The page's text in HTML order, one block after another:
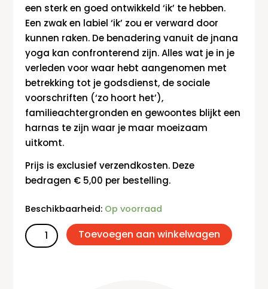
een sterk en goed ontwikkeld ‘ik’ te hebben.
Een zwak en labiel ‘ik’ zou er verward door
kunnen raken. De benadering vanuit de jnana
yoga kan confronterend zijn. Alles wat je in je
verleden voor waar hebt aangenomen met
betrekking tot je godsdienst, de sociale
voorschriften (‘zo hoort het’),
familieachtergronden en gewoontes blijkt een
harnas te zijn waar je maar moeizaam
uitkomt.
Prijs is exclusief verzendkosten. Deze
bedragen € 5,00 per bestelling.
Beschikbaarheid: Op voorraad
yoga
in
de
praktijk
Toevoegen aan winkelwagen